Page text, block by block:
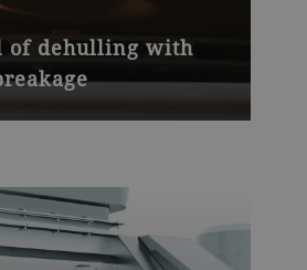
of dehulling with